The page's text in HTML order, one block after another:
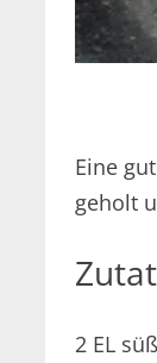
Eine
geholt
2 EL